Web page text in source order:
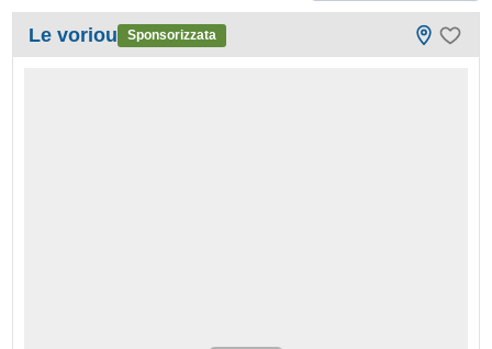
Le voriou Sponsorizzata